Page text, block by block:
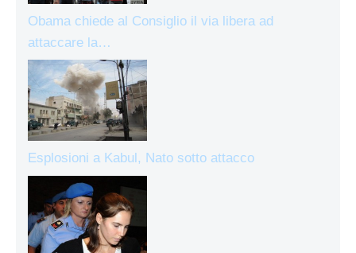
Obama chiede al Consiglio il via libera ad
attaccare la…
Esplosioni a Kabul, Nato sotto attacco